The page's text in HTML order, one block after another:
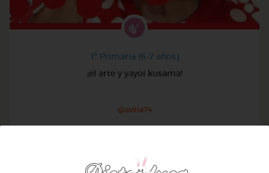
1º Primaria (6-7 años)
¡el arte y yayoi kusama!
@avilla74